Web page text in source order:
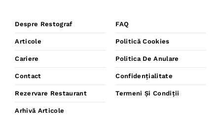
Despre Restograf
Articole
Cariere
Contact
Rezervare Restaurant
Arhivă Articole
FAQ
Politică Cookies
Politica De Anulare
Confidențialitate
Termeni Și Condiții